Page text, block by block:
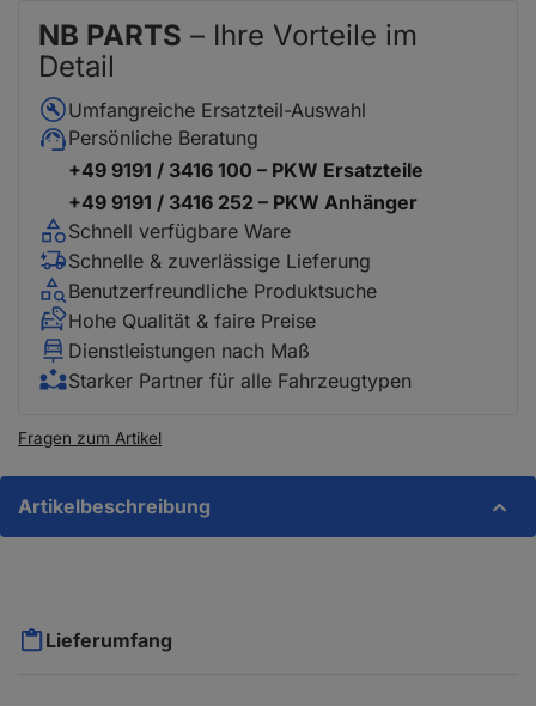
NB PARTS – Ihre Vorteile im
Detail
Umfangreiche Ersatzteil-Auswahl
Persönliche Beratung
+49 9191 / 3416 100 – PKW Ersatzteile
+49 9191 / 3416 252 – PKW Anhänger
Schnell verfügbare Ware
Schnelle & zuverlässige Lieferung
Benutzerfreundliche Produktsuche
Hohe Qualität & faire Preise
Dienstleistungen nach Maß
Starker Partner für alle Fahrzeugtypen
Fragen zum Artikel
Artikelbeschreibung
Lieferumfang